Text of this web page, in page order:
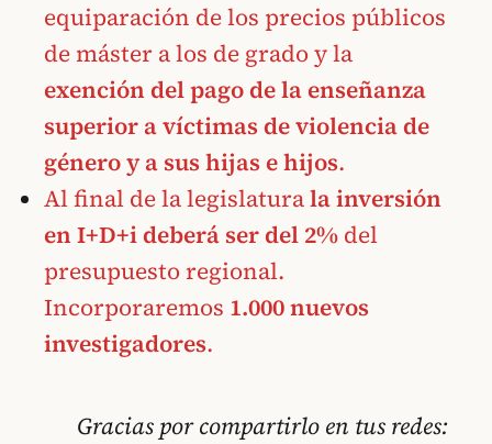
equiparación de los precios públicos
de máster a los de grado y la
exención del pago de la enseñanza
superior a víctimas de violencia de
género y a sus hijas e hijos.
Al final de la legislaturala inversión
en I+D+i deberá ser del 2% del
presupuesto regional.
Incorporaremos 1.000 nuevos
investigadores.
Gracias por compartirlo en tus redes: